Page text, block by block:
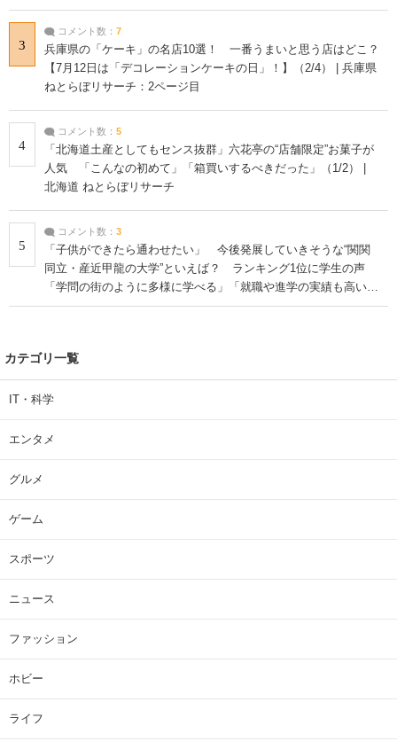
3
コメント数： 7
兵庫県の「ケーキ」の名店10選！ 一番うまいと思う店はどこ？
【7月12日は「デコレーションケーキの日」！】（2/4） | 兵庫県
ねとらぼリサーチ：2ページ目
4
コメント数： 5
「北海道土産としてもセンス抜群」六花亭の“店舗限定”お菓子が
人気 「こんなの初めて」「箱買いするべきだった」（1/2） |
北海道 ねとらぼリサーチ
5
コメント数： 3
「子供ができたら通わせたい」 今後発展していきそうな“関関
同立・産近甲龍の大学”といえば？ ランキング1位に学生の声
「学問の街のように多様に学べる」「就職や進学の実績も高い」
| 大学 ねとらぼリサーチ
カテゴリ一覧
IT・科学
エンタメ
グルメ
ゲーム
スポーツ
ニュース
ファッション
ホビー
ライフ